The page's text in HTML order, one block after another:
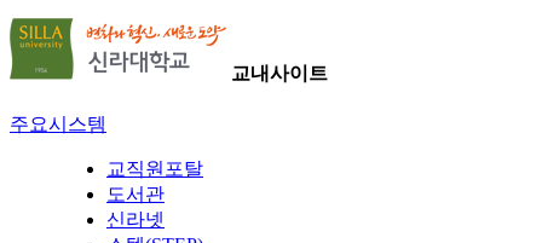
교내사이트
주요시스템
교직원포탈
도서관
신라넷